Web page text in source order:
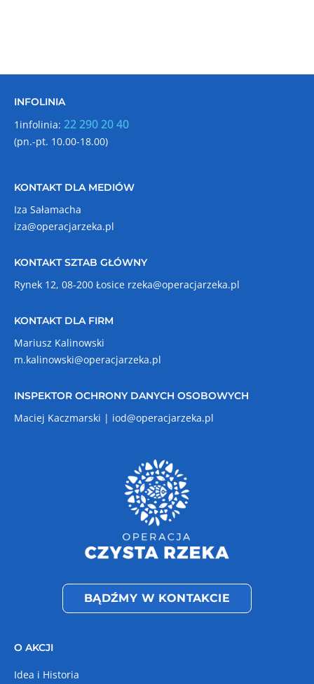
INFOLINIA
1infolinia: 22 290 20 40
(pn.-pt. 10.00-18.00)
KONTAKT DLA MEDIÓW
Iza Sałamacha
iza@operacjarzeka.pl
KONTAKT SZTAB GŁÓWNY
Rynek 12, 08-200 Łosice rzeka@operacjarzeka.pl
KONTAKT DLA FIRM
Mariusz Kalinowski
m.kalinowski@operacjarzeka.pl
INSPEKTOR OCHRONY DANYCH OSOBOWYCH
Maciej Kaczmarski | iod@operacjarzeka.pl
BĄDŹMY W KONTAKCIE
O AKCJI
Idea i Historia